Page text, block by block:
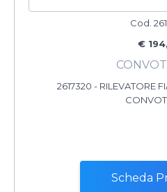
Cod.
€
2617320 - RILEVATORE
Scheda